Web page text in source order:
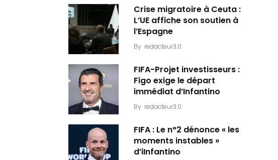
Crise migratoire à Ceuta :
L’UE affiche son soutien à
l’Espagne
By redacteur3.0
FIFA-Projet investisseurs :
Figo exige le départ
immédiat d’Infantino
By redacteur3.0
FIFA : Le n°2 dénonce « les
moments instables »
d’iInfantino